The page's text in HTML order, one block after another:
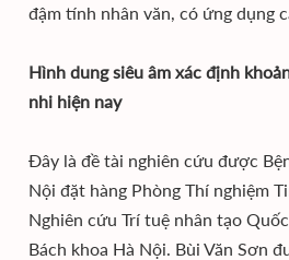
đậm tính nhân văn, có ứng dụng
Hình dung siêu âm xác định
nhi hiện nay
Đây là đề tài nghiên cứu được
Nội đặt hàng Phòng Thí nghiệm
Nghiên cứu Trí tuệ nhân tạo
Bách khoa Hà Nội. Bùi Văn Sơn